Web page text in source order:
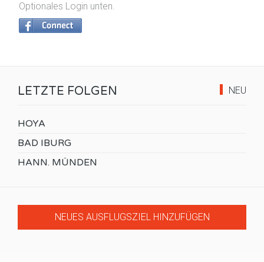
Optionales Login unten.
NEU
LETZTE FOLGEN
HOYA
BAD IBURG
HANN. MÜNDEN
NEUES AUSFLUGSZIEL HINZUFÜGEN